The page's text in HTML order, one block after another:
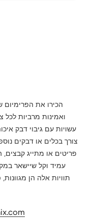
הכירו את הפרימיום
ואמינות מרביות לכל
עשויות עם גיבוי דבק
צורך בכלים או דבקים
פריטים או מתייג קבצים,
עמיד וקל שיישאר
תוויות אלה הן